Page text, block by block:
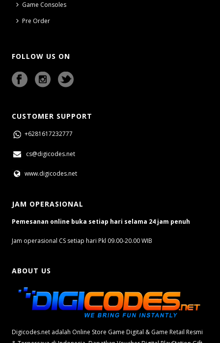
Game Consoles
Pre Order
FOLLOW US ON
CUSTOMER SUPPORT
+6281617232777
cs@digicodes.net
www.digicodes.net
JAM OPERASIONAL
Pemesanan online buka setiap hari selama 24 jam penuh
Jam operasional CS setiap hari Pkl 09.00-20.00 WIB
ABOUT US
Digicodes.net adalah Online Store Game Digital & Game Retail Resmi